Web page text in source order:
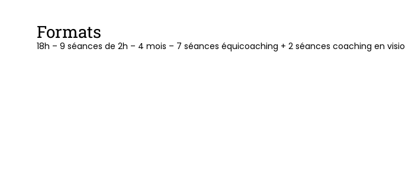
Formats
18h – 9 séances de 2h – 4 mois – 7 séances équicoaching + 2 séances coaching en visio